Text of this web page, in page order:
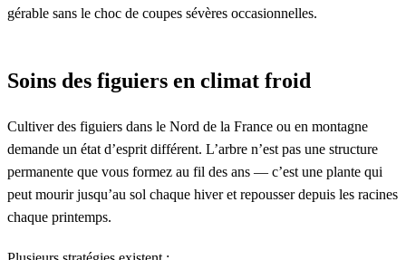
gérable sans le choc de coupes sévères occasionnelles.
Soins des figuiers en climat froid
Cultiver des figuiers dans le Nord de la France ou en montagne
demande un état d’esprit différent. L’arbre n’est pas une structure
permanente que vous formez au fil des ans — c’est une plante qui
peut mourir jusqu’au sol chaque hiver et repousser depuis les racines
chaque printemps.